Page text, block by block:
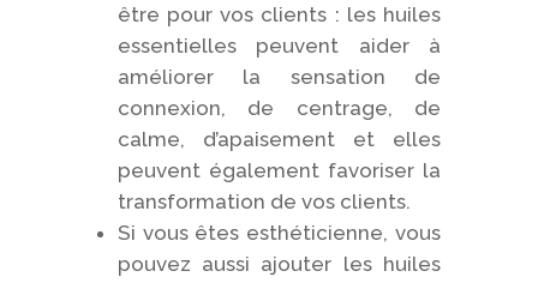
être pour vos clients : les huiles
essentielles peuvent aider à
améliorer la sensation de
connexion, de centrage, de
calme, d’apaisement et elles
peuvent également favoriser la
transformation de vos clients.
Si vous êtes esthéticienne, vous
pouvez aussi ajouter les huiles